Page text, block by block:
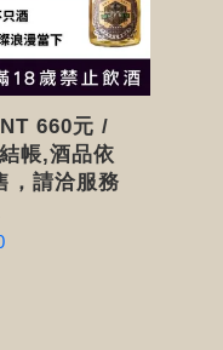
NT 660元 /
帳,酒品依
，請洽服務